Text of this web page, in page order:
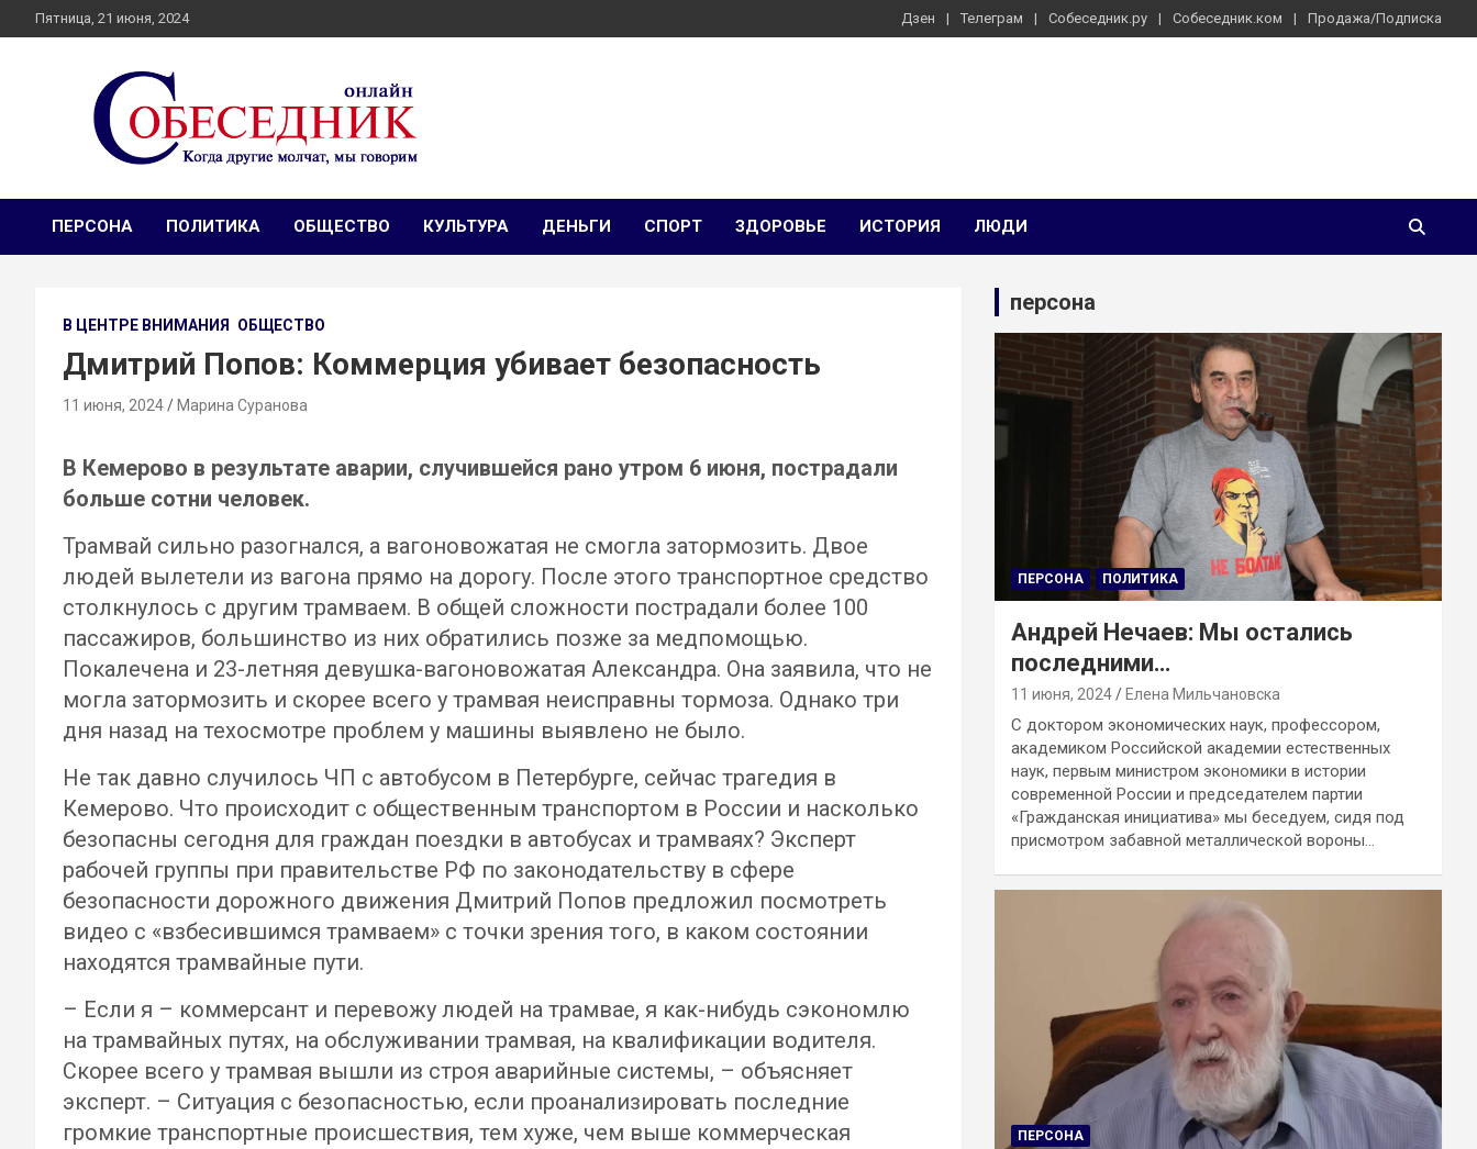
to
Пятница, 21 июня, 2024 Дзен Телеграм Собеседник.ру Собеседник.ком Продажа/Подписка
Собеседник онлайн
Собеседник. Журналистские расследования, специальные
репортажи и эксклюзивные интервью.
ПЕРСОНА ПОЛИТИКА ОБЩЕСТВО КУЛЬТУРА ДЕНЬГИ СПОРТ ЗДОРОВЬЕ ИСТОРИЯ ЛЮДИ
В ЦЕНТРЕ ВНИМАНИЯ ОБЩЕСТВО
Дмитрий Попов: Коммерция убивает безопасность
11 июня, 2024 Марина Суранова
В Кемерово в результате аварии, случившейся рано утром 6 июня, пострадали
больше сотни человек.
Трамвай сильно разогнался, а вагоновожатая не смогла затормозить. Двое
людей вылетели из вагона прямо на дорогу. После этого транспортное средство
столкнулось с другим трамваем. В общей сложности пострадали более 100
пассажиров, большинство из них обратились позже за медпомощью.
Покалечена и 23-летняя девушка-вагоновожатая Александра. Она заявила, что не
могла затормозить и скорее всего у трамвая неисправны тормоза. Однако три
дня назад на техосмотре проблем у машины выявлено не было.
Не так давно случилось ЧП с автобусом в Петербурге, сейчас трагедия в
Кемерово. Что происходит с общественным транспортом в России и насколько
безопасны сегодня для граждан поездки в автобусах и трамваях? Эксперт
рабочей группы при правительстве РФ по законодательству в сфере
безопасности дорожного движения Дмитрий Попов предложил посмотреть
видео с «взбесившимся трамваем» с точки зрения того, в каком состоянии
находятся трамвайные пути.
– Если я – коммерсант и перевожу людей на трамвае, я как-нибудь сэкономлю
на трамвайных путях, на обслуживании трамвая, на квалификации водителя.
Скорее всего у трамвая вышли из строя аварийные системы, – объясняет
эксперт. – Ситуация с безопасностью, если проанализировать последние
громкие транспортные происшествия, тем хуже, чем выше коммерческая
персона
ПЕРСОНА ПОЛИТИКА
Андрей Нечаев: Мы остались
последними…
11 июня, 2024 Елена Мильчановска
С доктором экономических наук, профессором,
академиком Российской академии естественных
наук, первым министром экономики в истории
современной России и председателем партии
«Гражданская инициатива» мы беседуем, сидя под
присмотром забавной металлической вороны…
ПЕРСОНА